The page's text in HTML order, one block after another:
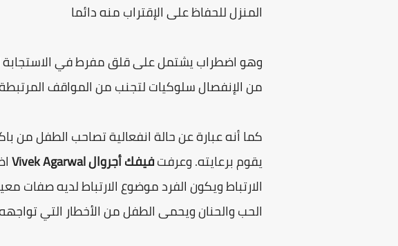
المنزل للحفاظ على الإقتراب منه دائما
وهو اضطراب يشتمل على قلق مفرط في الاستجابة
من الإنفصال سلوكيات لتجنب من المواقف المرتبطة
كما أنه عبارة عن حالة انفعالية تصاحب الطفل من
يقوم برعايته. وعرفتفيفك أجروال Vivek Agarwal
الارتباط ويكون الفرد موضوع الارتباط لديه
الحب والحنان ويحمى الطفل من الأخطار التي